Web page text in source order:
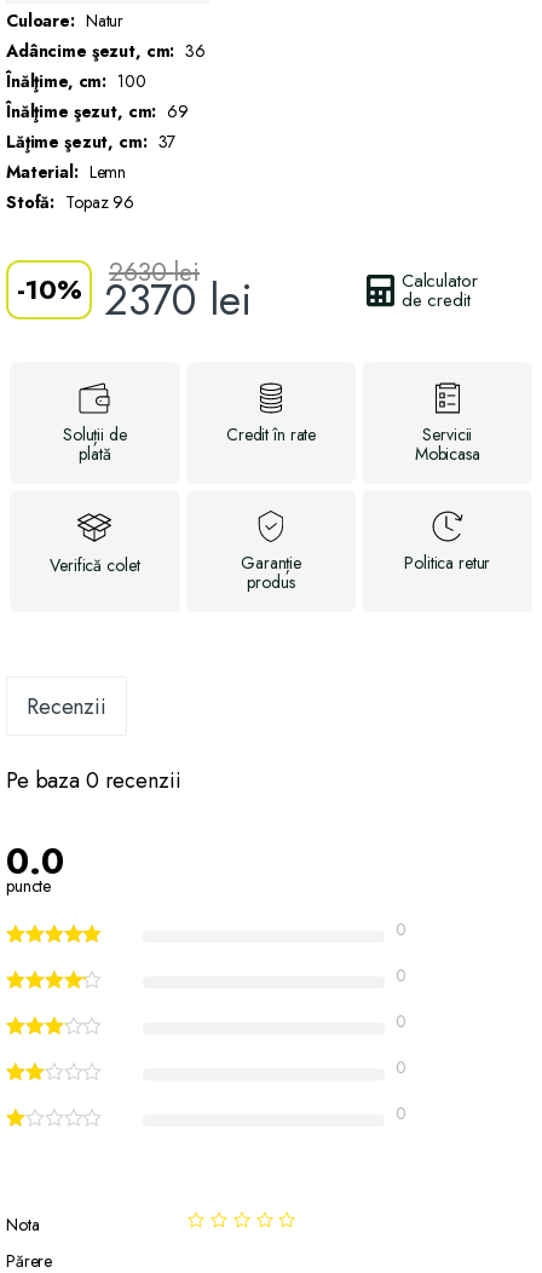
Culoare: Natur
Adâncime şezut, cm: 36
Înălţime, cm: 100
Înălţime şezut, cm: 69
Lăţime şezut, cm: 37
Material: Lemn
Stofă: Topaz 96
-10% 2370 lei
2630lei Calculator
de credit
Soluții de
plată
Creditîn rate
Servicii
Mobicasa
Verificăcolet
Garanție
produs
Politicaretur
Recenzii
Pe baza 0 recenzii
0.0
puncte
0
0
0
0
0
Nota
Părere